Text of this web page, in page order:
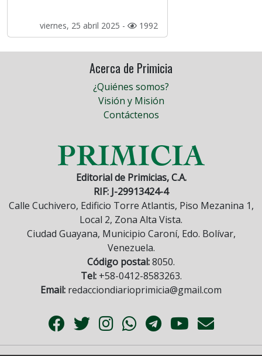
viernes, 25 abril 2025 - 1992
Acerca de Primicia
¿Quiénes somos?
Visión y Misión
Contáctenos
Editorial de Primicias, C.A.
RIF: J-29913424-4
Calle Cuchivero, Edificio Torre Atlantis, Piso Mezanina 1,
Local 2, Zona Alta Vista.
Ciudad Guayana, Municipio Caroní, Edo. Bolívar,
Venezuela.
Código postal:8050.
Tel:+58-0412-8583263.
Email: redacciondiarioprimicia@gmail.com